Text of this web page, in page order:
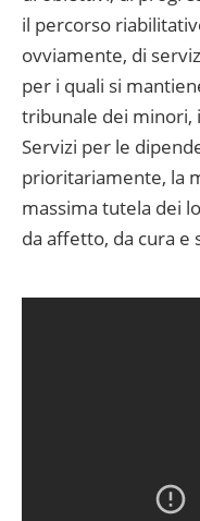
il percorso
ovviamente, di
per i quali si
tribunale dei minori,
Servizi per le
prioritariamente, la
massima tutela dei
da af­fetto, da cura e